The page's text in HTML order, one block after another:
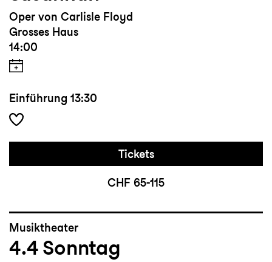
Oper von Carlisle Floyd
Grosses Haus
14:00
Einführung 13:30
Tickets
CHF 65-115
Musiktheater
4.4 Sonntag